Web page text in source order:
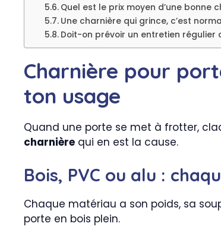
Quel est le prix moyen d’une bonne
Une charnière qui grince, c’est
Doit-on prévoir un entretien régulier
Charnière pour
ton usage
Quand une porte se met à frotter,
charnière qui en est la cause.
Bois, PVC ou alu :
Chaque matériau a son poids, sa
porte en bois plein.